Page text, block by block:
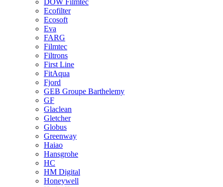
DOW Filmtec
Ecofilter
Ecosoft
Eva
FARG
Filmtec
Filtrons
First Line
FitAqua
Fjord
GEB Groupe Barthelemy
GF
Glaclean
Gletcher
Globus
Greenway
Haiao
Hansgrohe
HC
HM Digital
Honeywell